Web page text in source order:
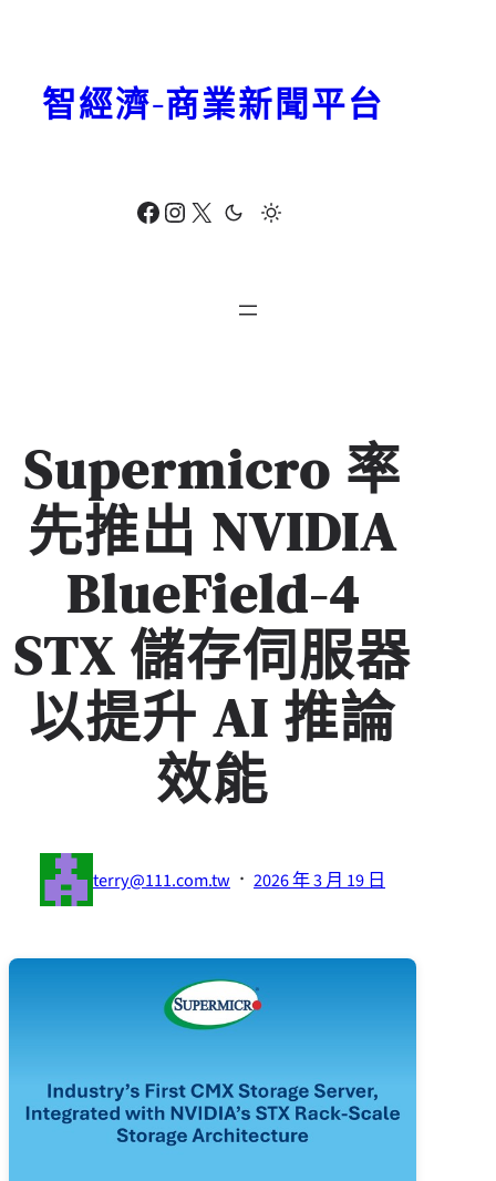
Facebook Instagram X
智經濟-商業新聞平台
Supermicro 率
先推出 NVIDIA
BlueField-4
STX 儲存伺服器
以提升 AI 推論
效能
terry@111.com.tw · 2026 年 3 月 19 日